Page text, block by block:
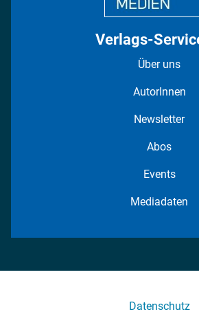
Verlags-
Über uns
AutorInnen
Newsletter
Abos
Events
Mediadaten
Datenschutz